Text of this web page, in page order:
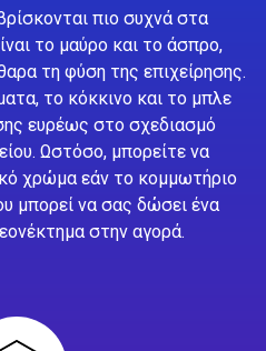
πιο συχνά στα
το μαύρο και το άσπρο,
τη φύση της επιχείρησης.
το κόκκινο και το μπλε
ευρέως στο σχεδιασμό
Ωστόσο, μπορείτε να
χρώμα εάν το κομμωτήριο
μπορεί να σας δώσει ένα
στην αγορά.